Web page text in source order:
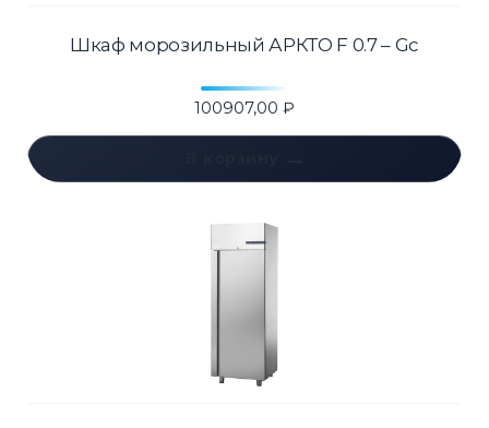
Шкаф морозильный АРКТО F 0.7 – Gc
100907,00 ₽